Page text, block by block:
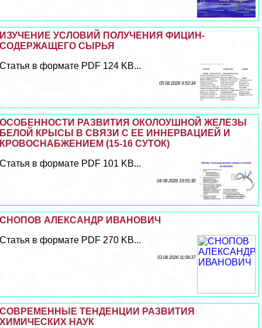
ИЗУЧЕНИЕ УСЛОВИЙ ПОЛУЧЕНИЯ ФИЦИН-
СОДЕРЖАЩЕГО СЫРЬЯ
Статья в формате PDF 124 KB...
05 08 2026 9:52:34
ОСОБЕННОСТИ РАЗВИТИЯ ОКОЛОУШНОЙ ЖЕЛЕЗЫ
БЕЛОЙ КРЫСЫ В СВЯЗИ С ЕЕ ИННЕРВАЦИЕЙ И
КРОВОСНАБЖЕНИЕМ (15-16 СУТОК)
Статья в формате PDF 101 KB...
04 08 2026 19:55:38
СНОПОВ АЛЕКСАНДР ИВАНОВИЧ
Статья в формате PDF 270 KB...
03 08 2026 11:58:37
СОВРЕМЕННЫЕ ТЕНДЕНЦИИ РАЗВИТИЯ
ХИМИЧЕСКИХ НАУК